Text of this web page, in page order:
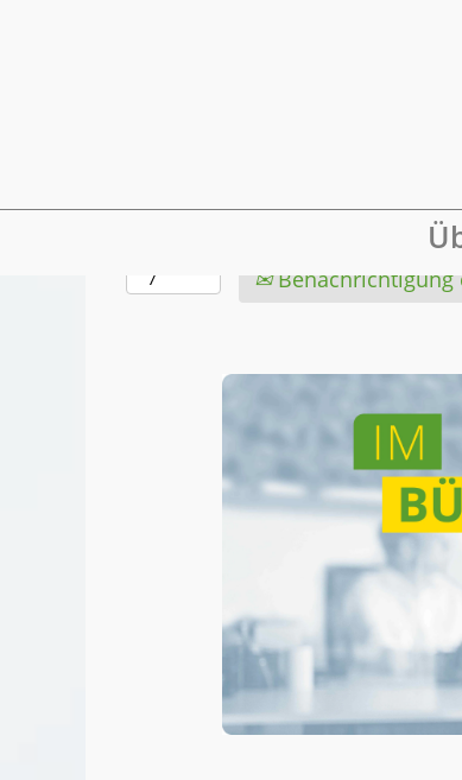
Wählen Sie aus, wie oft (in
Benachrichtigung